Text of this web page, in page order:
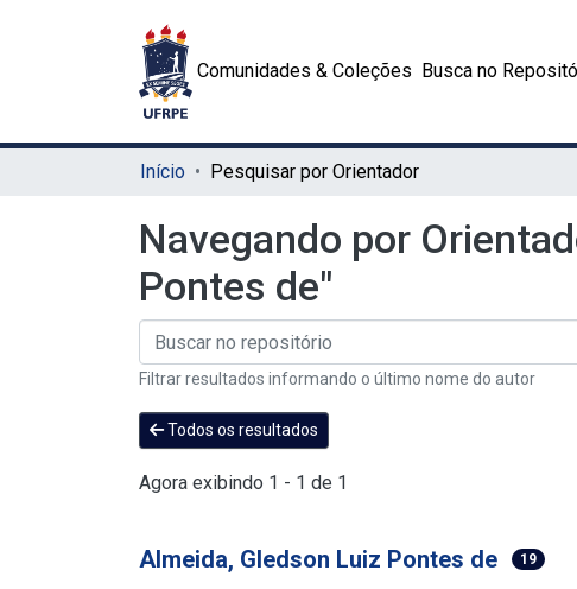
Comunidades & Coleções Busca no
Início Pesquisar por Orientador
Navegando por
Pontes de"
Filtrar resultados informando o último nome do autor
Todos os resultados
Agora exibindo 1 - 1 de 1
Almeida, Gledson Luiz Pontes de 19